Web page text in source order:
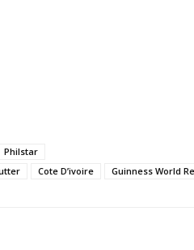
Philstar
Cote D’ivoire Guinness World